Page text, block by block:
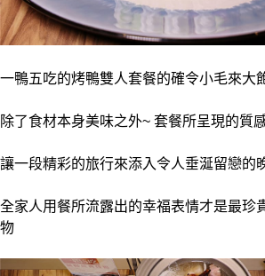
一鴨五吃的烤鴨雙人套餐的確令小毛來大
除了食材本身美味之外~ 套餐所呈現的質
讓一段精彩的旅行來添入令人垂涎留戀的
全家人用餐所流露出的幸福表情才是最珍
物